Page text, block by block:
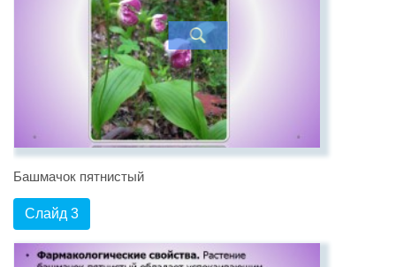
Башмачок пятнистый
Слайд 3